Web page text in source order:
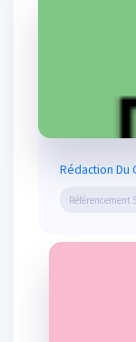
Rédaction Du
Référencement